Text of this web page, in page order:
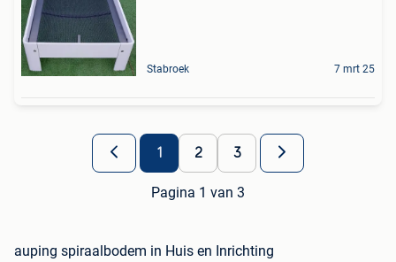
Stabroek 7 mrt 25
1 2 3
Pagina 1 van 3
auping spiraalbodem in Huis en Inrichting